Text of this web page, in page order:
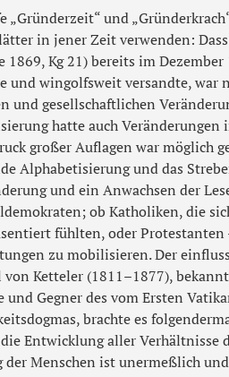
„Gründerzeit“ und
in jener Zeit verwenden:
1869, Kg 21) bereits im
und wingolfsweit versandte,
und gesellschaftlichen
hatte auch Veränderungen
großer Auflagen war möglich
Alphabetisierung und das
und ein Anwachsen der
ob Katholiken, die
fühlten, oder Protestanten
zu mobilisieren. Der
von Ketteler (1811–1877),
und Gegner des vom Ersten
brachte es
die Entwicklung aller Verhältnisse
der Menschen ist unermeßlich